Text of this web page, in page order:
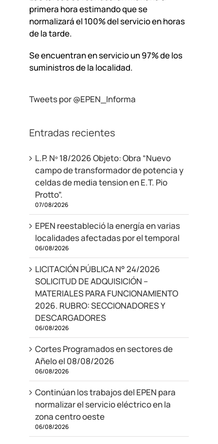
primera hora estimando que se
normalizará el 100% del servicio en horas
de la tarde.
Se encuentran en servicio un 97% de los
suministros de la localidad.
Tweets por @EPEN_Informa
Entradas recientes
L.P. Nº 18/2026 Objeto: Obra “Nuevo
campo de transformador de potencia y
celdas de media tension en E.T. Pio
Protto”.
07/08/2026
EPEN reestableció la energía en varias
localidades afectadas por el temporal
06/08/2026
LICITACIÓN PÚBLICA N° 24/2026
SOLICITUD DE ADQUISICIÓN –
MATERIALES PARA FUNCIONAMIENTO
2026. RUBRO: SECCIONADORES Y
DESCARGADORES
06/08/2026
Cortes Programados en sectores de
Añelo el 08/08/2026
06/08/2026
Continúan los trabajos del EPEN para
normalizar el servicio eléctrico en la
zona centro oeste
06/08/2026